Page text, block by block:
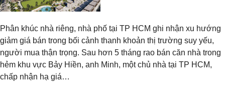
Phân khúc nhà riêng, nhà phố tại TP HCM ghi nhận xu hướng
giảm giá bán trong bối cảnh thanh khoản thị trường suy yếu,
người mua thận trọng. Sau hơn 5 tháng rao bán căn nhà trong
hẻm khu vực Bảy Hiền, anh Minh, một chủ nhà tại TP HCM,
chấp nhận hạ giá…